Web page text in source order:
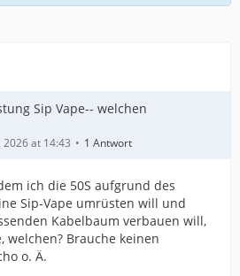
Sip Vape-- welchen
2026 at 14:43 1 Antwort
ich die 50S aufgrund des
Sip-Vape umrüsten will und
Kabelbaum verbauen will,
welchen? Brauche keinen
o. Ä.